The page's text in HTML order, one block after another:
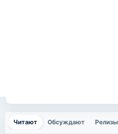
Читают
(активная вкладка)
Обсуждают Релизы